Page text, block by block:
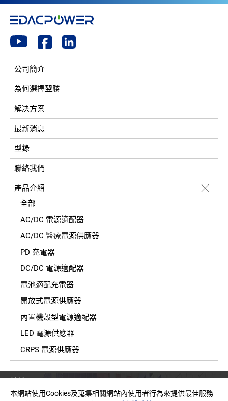
公司簡介
為何選擇翌勝
解决方案
最新消息
型錄
聯絡我們
產品介紹
全部
AC/DC 電源適配器
AC/DC 醫療電源供應器
PD 充電器
DC/DC 電源適配器
電池適配充電器
開放式電源供應器
內置機殼型電源適配器
LED 電源供應器
CRPS 電源供應器
臺灣新北市中和區建一路150號11樓之2(E棟)
本網站使用Cookies及蒐集相關網站內使用者行為來提供最佳服務